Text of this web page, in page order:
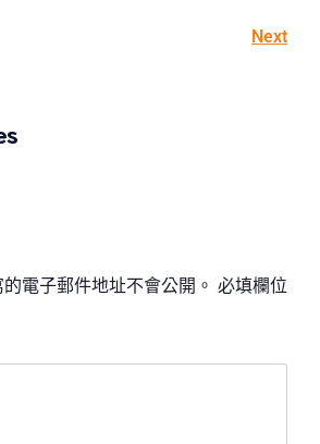
Next
電子郵件地址不會公開。 必填欄位